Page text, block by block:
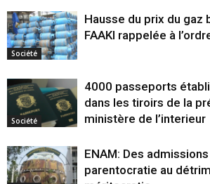
Société
Hausse du prix du gaz
FAAKI rappelée à
Société
4000 passeports
dans les tiroirs de la
ministère de l’interieur
ENAM: Des
parentocratie au